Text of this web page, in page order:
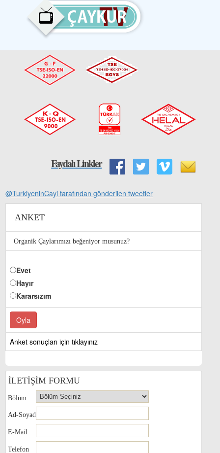
Faydalı Linkler
@TurkiyeninCayi tarafından gönderilen tweetler
ANKET
Organik Çaylarımızı beğeniyor musunuz?
Evet
Hayır
Kararsızım
Anket sonuçları için tıklayınız
İLETİŞİM FORMU
Bölüm
Ad-Soyad
E-Mail
Telefon